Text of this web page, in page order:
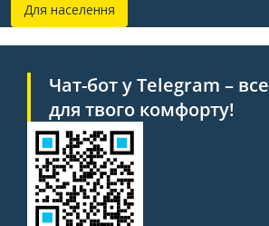
Для населення
Чат-бот у Telegram – все
для твого комфорту!